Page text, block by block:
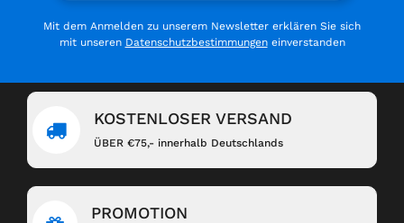
Mit dem Anmelden zu unserem Newsletter erklären Sie sich
mit unseren Datenschutzbestimmungeneinverstanden
KOSTENLOSER VERSAND
ÜBER €75,- innerhalb Deutschlands
PROMOTION